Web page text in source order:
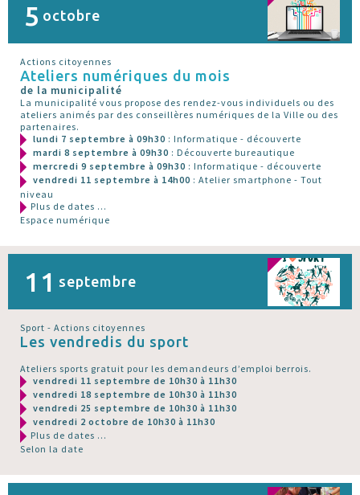
5 octobre
Actions citoyennes
Ateliers numériques du mois
de la municipalité
La municipalité vous propose des rendez-vous individuels ou des
ateliers animés par des conseillères numériques de la Ville ou des
partenaires.
lundi 7 septembre à 09h30 : Informatique - découverte
mardi 8 septembre à 09h30 : Découverte bureautique
mercredi 9 septembre à 09h30 : Informatique - découverte
vendredi 11 septembre à 14h00 : Atelier smartphone - Tout
niveau
Plus de dates ...
Espace numérique
11 septembre
Sport - Actions citoyennes
Les vendredis du sport
Ateliers sports gratuit pour les demandeurs d’emploi berrois.
vendredi 11 septembre de 10h30 à 11h30
vendredi 18 septembre de 10h30 à 11h30
vendredi 25 septembre de 10h30 à 11h30
vendredi 2 octobre de 10h30 à 11h30
Plus de dates ...
Selon la date